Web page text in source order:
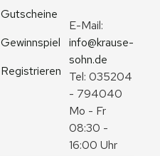
Gutscheine
Gewinnspiel
Registrieren
info@krause-
sohn.de
Tel: 035204
- 794040
Mo - Fr
08:30 -
16:00 Uhr